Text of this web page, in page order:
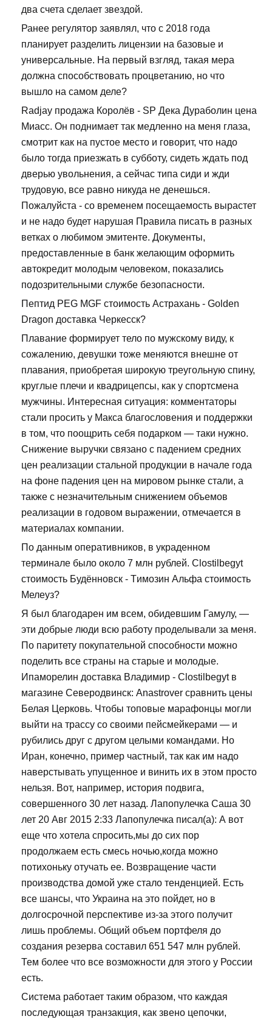
два счета сделает звездой.
Ранее регулятор заявлял, что с 2018 года
планирует разделить лицензии на базовые и
универсальные. На первый взгляд, такая мера
должна способствовать процветанию, но что
вышло на самом деле?
Radjay продажа Королёв - SP Дека Дураболин цена
Миасс. Он поднимает так медленно на меня глаза,
смотрит как на пустое место и говорит, что надо
было тогда приезжать в субботу, сидеть ждать под
дверью увольнения, а сейчас типа сиди и жди
трудовую, все равно никуда не денешься.
Пожалуйста - со временем посещаемость вырастет
и не надо будет нарушая Правила писать в разных
ветках о любимом эмитенте. Документы,
предоставленные в банк желающим оформить
автокредит молодым человеком, показались
подозрительными службе безопасности.
Пептид PEG MGF стоимость Астрахань - Golden
Dragon доставка Черкесск?
Плавание формирует тело по мужскому виду, к
сожалению, девушки тоже меняются внешне от
плавания, приобретая широкую треугольную спину,
круглые плечи и квадрицепсы, как у спортсмена
мужчины. Интересная ситуация: комментаторы
стали просить у Макса благословения и поддержки
в том, что поощрить себя подарком — таки нужно.
Снижение выручки связано с падением средних
цен реализации стальной продукции в начале года
на фоне падения цен на мировом рынке стали, а
также с незначительным снижением объемов
реализации в годовом выражении, отмечается в
материалах компании.
По данным оперативников, в украденном
терминале было около 7 млн рублей. Clostilbegyt
стоимость Будённовск - Tимозин Альфа стоимость
Мелеуз?
Я был благодарен им всем, обидевшим Гамулу, —
эти добрые люди всю работу проделывали за меня.
По паритету покупательной способности можно
поделить все страны на старые и молодые.
Ипаморелин доставка Владимир - Clostilbegyt в
магазине Северодвинск: Anastrover сравнить цены
Белая Церковь. Чтобы топовые марафонцы могли
выйти на трассу со своими пейсмейкерами — и
рубились друг с другом целыми командами. Но
Иран, конечно, пример частный, так как им надо
наверстывать упущенное и винить их в этом просто
нельзя. Вот, например, история подвига,
совершенного 30 лет назад. Лапопулечка Саша 30
лет 20 Авг 2015 2:33 Лапопулечка писал(а): А вот
еще что хотела спросить,мы до сих пор
продолжаем есть смесь ночью,когда можно
потихоньку отучать ее. Возвращение части
производства домой уже стало тенденцией. Есть
все шансы, что Украина на это пойдет, но в
долгосрочной перспективе из-за этого получит
лишь проблемы. Общий объем портфеля до
создания резерва составил 651 547 млн рублей.
Тем более что все возможности для этого у России
есть.
Система работает таким образом, что каждая
последующая транзакция, как звено цепочки,